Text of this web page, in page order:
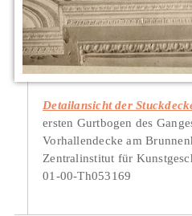
Detailansicht der
ersten Gurtbogen des
Vorhallendecke am
Zentralinstitut für
01-00-Th053169